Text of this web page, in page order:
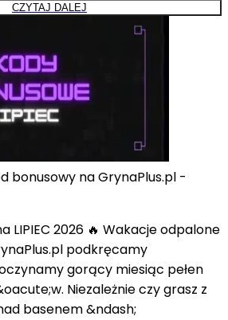
CZYTAJ DALEJ
bonusowy na GrynaPlus.pl -
LIPIEC 2026 🔥 Wakacje odpalone
podkręcamy
gorący miesiąc pełen
Niezależnie czy grasz z
basenem &ndash;